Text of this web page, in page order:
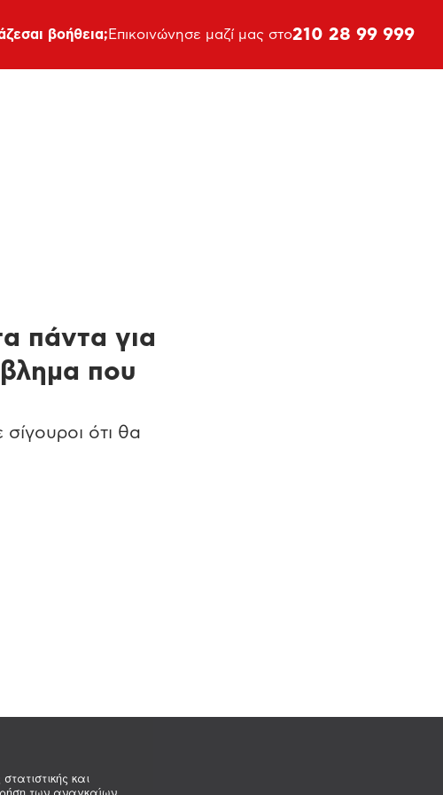
και
βοήθεια; Επικοινώνησε μαζί μας στο210 28 99 999
πάντα για
που
ότι θα